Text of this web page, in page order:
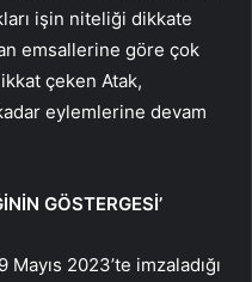
işin niteliği dikkate
emsallerine göre çok
çeken Atak,
eylemlerine devam
GÖSTERGESİ’
2023’te imzaladığı